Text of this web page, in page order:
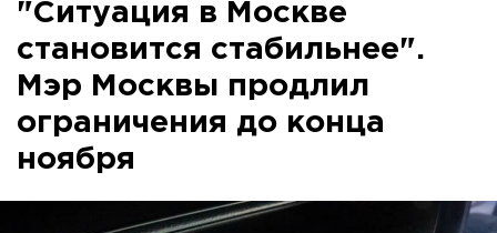
"Ситуация в Москве
становится стабильнее".
Мэр Москвы продлил
ограничения до конца
ноября